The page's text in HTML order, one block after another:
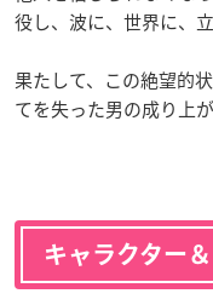
役し、波に、世界に、
果たして、この絶望的
てを失った男の成り上
キャラクター